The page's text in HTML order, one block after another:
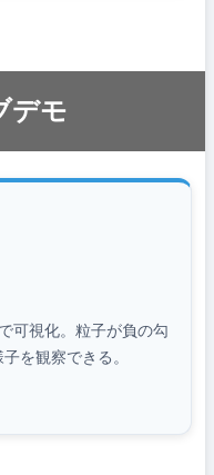
デモ
可視化。粒子が負の勾
を観察できる。